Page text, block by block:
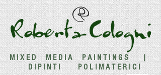
M I X E D M E D I A P A I N T I N G S |
D I P I N T I P O L I M A T E R I C I